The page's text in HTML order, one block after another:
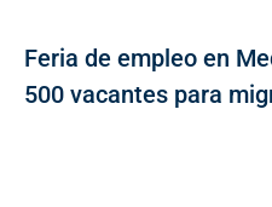
Feria de empleo en
500 vacantes para